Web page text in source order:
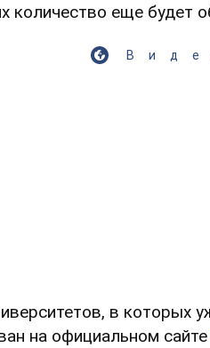
количество еще будет
в которых
на официальном сайте